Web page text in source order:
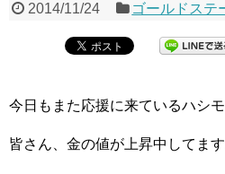
2014/11/24 ゴールドステ
今日もまた応援に来ているハシモ
皆さん、金の値が上昇中してます